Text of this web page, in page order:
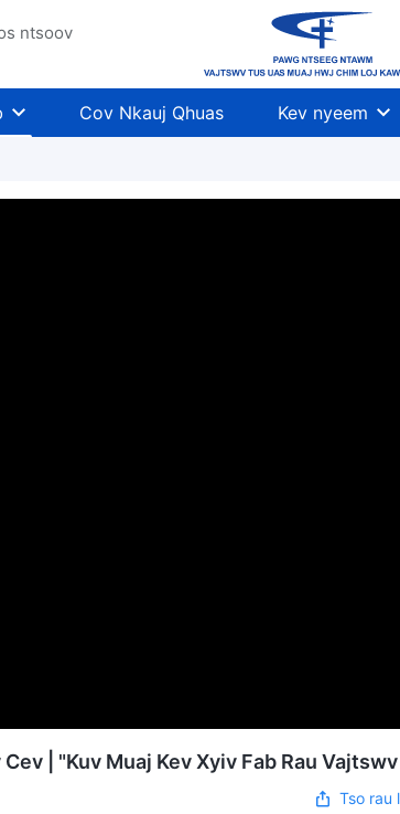
ntsoov
Cov Nkauj Qhuas Kev nyeem
| "Kuv Muaj Kev Xyiv Fab Rau
Tso rau